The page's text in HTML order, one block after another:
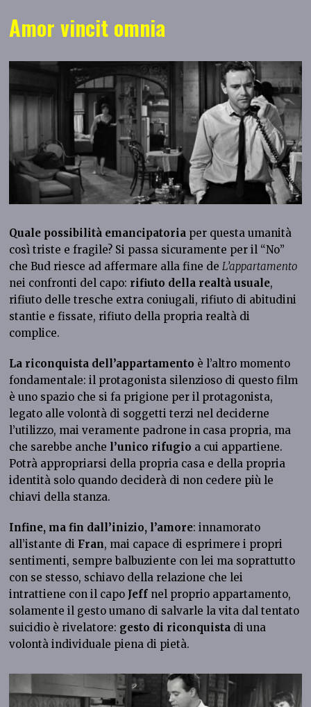
Amor vincit omnia
Quale possibilità emancipatoria per questa umanità
così triste e fragile? Si passa sicuramente per il “No”
che Bud riesce ad affermare alla fine deL’appartamento
nei confronti del capo: rifiuto della realtà usuale,
rifiuto delle tresche extra coniugali, rifiuto di abitudini
stantie e fissate, rifiuto della propria realtà di
complice.
La riconquista dell’appartamento è l’altro momento
fondamentale: il protagonista silenzioso di questo film
è uno spazio che si fa prigione per il protagonista,
legato alle volontà di soggetti terzi nel deciderne
l’utilizzo, mai veramente padrone in casa propria, ma
che sarebbe anche l’unico rifugio a cui appartiene.
Potrà appropriarsi della propria casa e della propria
identità solo quando deciderà di non cedere più le
chiavi della stanza.
Infine, ma fin dall’inizio, l’amore: innamorato
all’istante di Fran, mai capace di esprimere i propri
sentimenti, sempre balbuziente con lei ma soprattutto
con se stesso, schiavo della relazione che lei
intrattiene con il capo Jeff nel proprio appartamento,
solamente il gesto umano di salvarle la vita dal tentato
suicidio è rivelatore: gesto di riconquista di una
volontà individuale piena di pietà.